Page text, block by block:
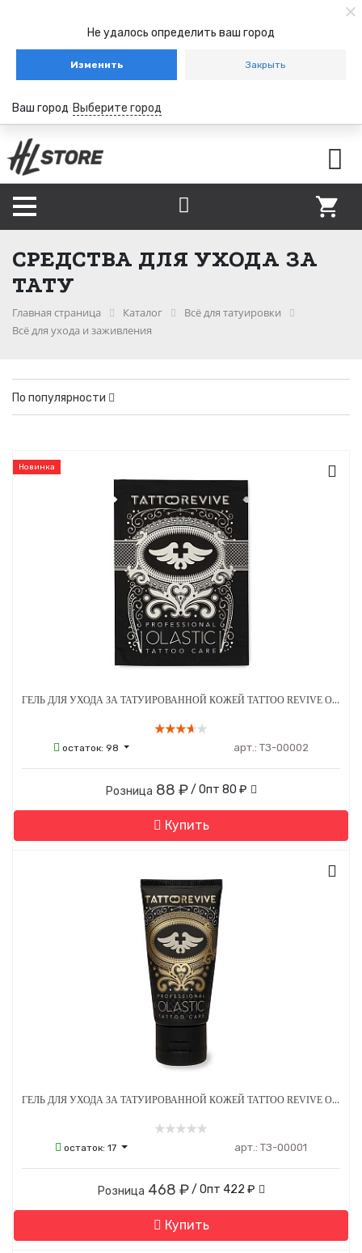
Не удалось определить ваш город
Изменить Закрыть
Ваш город Выберите город
СРЕДСТВА ДЛЯ УХОДА ЗА
ТАТУ
Главная страница Каталог
Всё для татуировки
Всё для ухода и заживления
По популярности
Новинка
ГЕЛЬ ДЛЯ УХОДА ЗА ТАТУИРОВАННОЙ КОЖЕЙ TATTOO REVIVE OLASTIC 5 МЛ
остаток: 98 арт.: ТЗ-00002
Розница 88 ₽ / Опт 80 ₽
Купить
ГЕЛЬ ДЛЯ УХОДА ЗА ТАТУИРОВАННОЙ КОЖЕЙ TATTOO REVIVE OLASTIC 30 МЛ
остаток:17 арт.: ТЗ-00001
Розница 468 ₽ / Опт 422 ₽
Купить